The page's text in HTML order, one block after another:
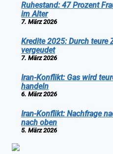
Ruhestand: 47 Prozent
im Alter
7. März 2026
Kredite 2025: Durch teure
vergeudet
7. März 2026
Iran-Konflikt: Gas wird
handeln
6. März 2026
Iran-Konflikt: Nachfrage
nach oben
5. März 2026